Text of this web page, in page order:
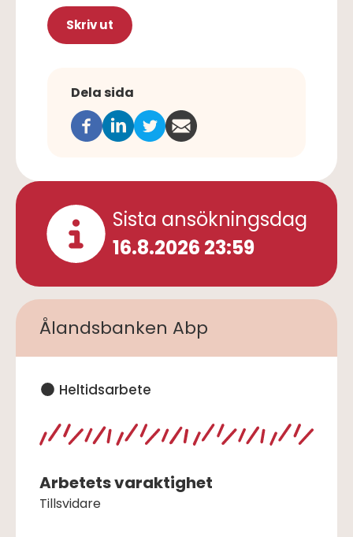
Skriv ut
Dela sida
Sista ansökningsdag
16.8.2026 23:59
Ålandsbanken Abp
Heltidsarbete
Arbetets varaktighet
Tillsvidare